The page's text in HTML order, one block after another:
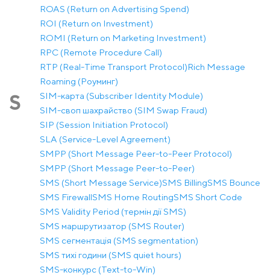
ROAS (Return on Advertising Spend)
ROI (Return on Investment)
ROMI (Return on Marketing Investment)
RPC (Remote Procedure Call)
RTP (Real-Time Transport Protocol)Rich Message
Roaming (Роуминг)
S
SIM-карта (Subscriber Identity Module)
SIM-своп шахрайство (SIM Swap Fraud)
SIP (Session Initiation Protocol)
SLA (Service-Level Agreement)
SMPP (Short Message Peer-to-Peer Protocol)
SMPP (Short Message Peer-to-Peer)
SMS (Short Message Service)SMS BillingSMS Bounce
SMS FirewallSMS Home RoutingSMS Short Code
SMS Validity Period (термін дії SMS)
SMS маршрутизатор (SMS Router)
SMS сегментація (SMS segmentation)
SMS тихі години (SMS quiet hours)
SMS-конкурс (Text-to-Win)